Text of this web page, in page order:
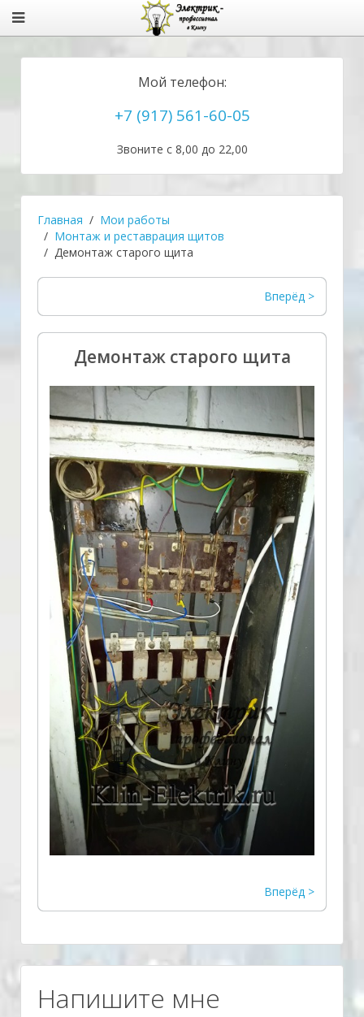
Мой телефон:
+7 (917) 561-60-05
Звоните с 8,00 до 22,00
Главная
Мои работы
Монтаж и реставрация щитов
Демонтаж старого щита
Вперёд >
Демонтаж старого щита
Вперёд >
­Напишите мне